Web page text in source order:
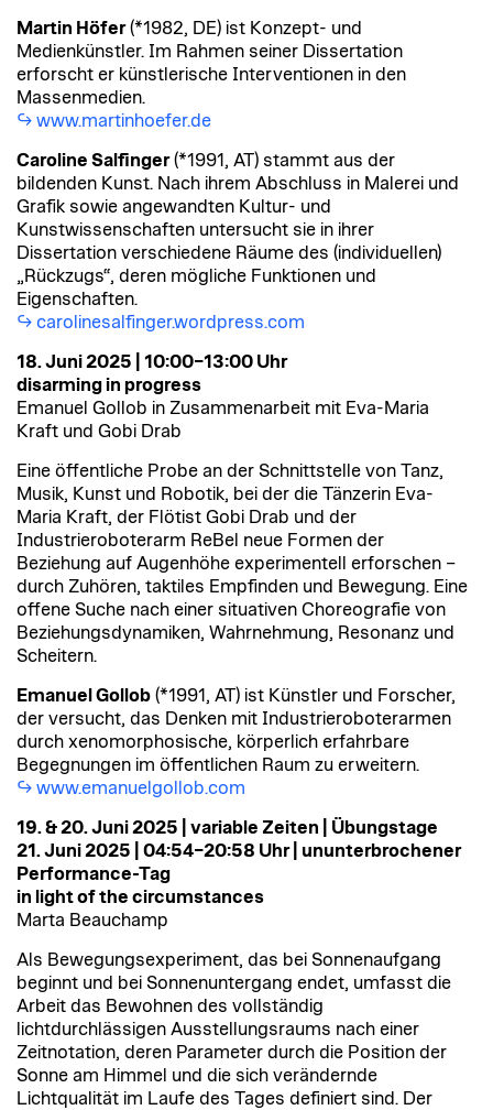
Martin Höfer(*1982, DE) ist Konzept- und
Medienkünstler. Im Rahmen seiner Dissertation
erforscht er künstlerische Interventionen in den
Massenmedien.
www.martinhoefer.de
Caroline Salfinger(*1991, AT) stammt aus der
bildenden Kunst. Nach ihrem Abschluss in Malerei und
Grafik sowie angewandten Kultur- und
Kunstwissenschaften untersucht sie in ihrer
Dissertation verschiedene Räume des (individuellen)
„Rückzugs“, deren mögliche Funktionen und
Eigenschaften.
carolinesalfinger.wordpress.com
18. Juni 2025 | 10:00–13:00 Uhr
disarming in progress
Emanuel Gollob in Zusammenarbeit mit Eva-Maria
Kraft und Gobi Drab
Eine öffentliche Probe an der Schnittstelle von Tanz,
Musik, Kunst und Robotik, bei der die Tänzerin Eva-
Maria Kraft, der Flötist Gobi Drab und der
Industrieroboterarm ReBel neue Formen der
Beziehung auf Augenhöhe experimentell erforschen –
durch Zuhören, taktiles Empfinden und Bewegung. Eine
offene Suche nach einer situativen Choreografie von
Beziehungsdynamiken, Wahrnehmung, Resonanz und
Scheitern.
Emanuel Gollob (*1991, AT) ist Künstler und Forscher,
der versucht, das Denken mit Industrieroboterarmen
durch xenomorphosische, körperlich erfahrbare
Begegnungen im öffentlichen Raum zu erweitern.
www.emanuelgollob.com
19. & 20. Juni 2025 | variable Zeiten | Übungstage
21. Juni 2025 | 04:54–20:58 Uhr | ununterbrochener
Performance-Tag
in light of the circumstances
Marta Beauchamp
Als Bewegungsexperiment, das bei Sonnenaufgang
beginnt und bei Sonnenuntergang endet, umfasst die
Arbeit das Bewohnen des vollständig
lichtdurchlässigen Ausstellungsraums nach einer
Zeitnotation, deren Parameter durch die Position der
Sonne am Himmel und die sich verändernde
Lichtqualität im Laufe des Tages definiert sind. Der